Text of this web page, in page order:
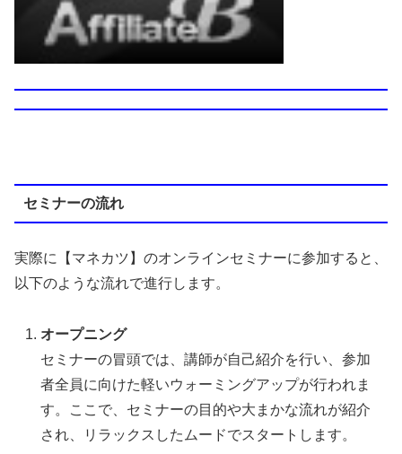
セミナーの流れ
実際に【マネカツ】のオンラインセミナーに参加すると、
以下のような流れで進行します。
オープニング
セミナーの冒頭では、講師が自己紹介を行い、参加
者全員に向けた軽いウォーミングアップが行われま
す。ここで、セミナーの目的や大まかな流れが紹介
され、リラックスしたムードでスタートします。